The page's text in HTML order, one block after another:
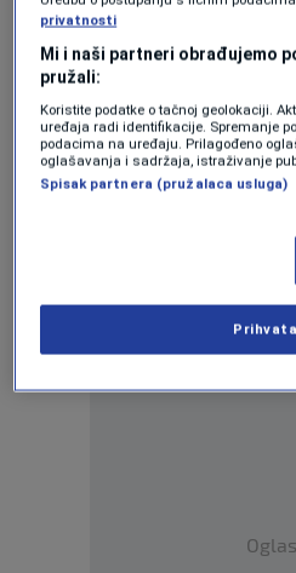
BiH tokom
VIJESTI| 21. nov.| 0
Oglas
Oglas
privatnosti
Mi i naši partneri obrađujemo
pružali:
Koristite podatke o tačnoj geolokaciji.
uređaja radi identifikacije. Spremanje
podacima na uređaju. Prilagođeno
oglašavanja i sadržaja, istraživanje
Spisak partnera (pružalaca usluga)